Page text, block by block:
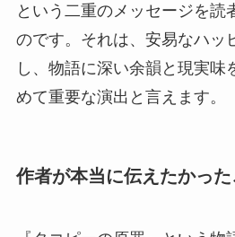
という二重のメッセージを読
のです。それは、安易なハッ
し、物語に深い余韻と現実味
めて重要な演出と言えます。
作者が本当に伝えたかった